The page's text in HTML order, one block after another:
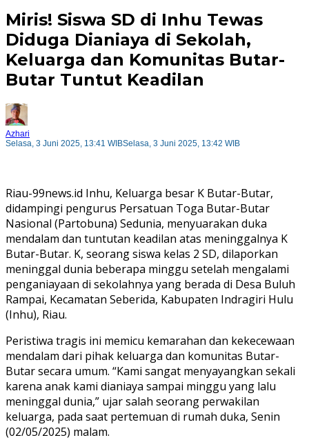
Miris! Siswa SD di Inhu Tewas
Diduga Dianiaya di Sekolah,
Keluarga dan Komunitas Butar-
Butar Tuntut Keadilan
Azhari
Selasa, 3 Juni 2025, 13:41 WIBSelasa, 3 Juni 2025, 13:42 WIB
Riau-99news.id Inhu, Keluarga besar K Butar-Butar,
didampingi pengurus Persatuan Toga Butar-Butar
Nasional (Partobuna) Sedunia, menyuarakan duka
mendalam dan tuntutan keadilan atas meninggalnya K
Butar-Butar. K, seorang siswa kelas 2 SD, dilaporkan
meninggal dunia beberapa minggu setelah mengalami
penganiayaan di sekolahnya yang berada di Desa Buluh
Rampai, Kecamatan Seberida, Kabupaten Indragiri Hulu
(Inhu), Riau.
Peristiwa tragis ini memicu kemarahan dan kekecewaan
mendalam dari pihak keluarga dan komunitas Butar-
Butar secara umum. “Kami sangat menyayangkan sekali
karena anak kami dianiaya sampai minggu yang lalu
meninggal dunia,” ujar salah seorang perwakilan
keluarga, pada saat pertemuan di rumah duka, Senin
(02/05/2025) malam.